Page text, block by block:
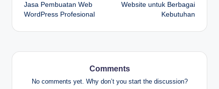
Jasa Pembuatan Web
WordPress Profesional
Website untuk Berbagai
Kebutuhan
Comments
No comments yet. Why don’t you start the discussion?